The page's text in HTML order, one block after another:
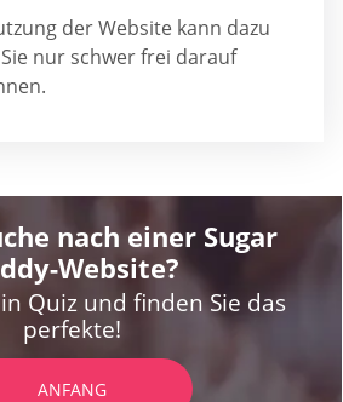
der Website kann dazu
nur schwer frei darauf
nach einer Sugar
Website?
Quiz und finden Sie das
perfekte!
ANFANG